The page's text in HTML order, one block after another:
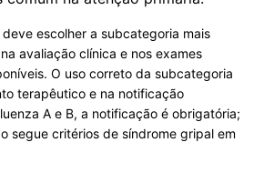
escolher a subcategoria mais
avaliação clínica e nos exames
O uso correto da subcategoria
terapêutico e na notificação
A e B, a notificação é obrigatória;
segue critérios de síndrome gripal em